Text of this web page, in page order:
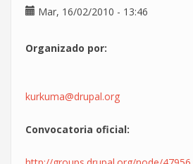
Mar, 16/02/2010 - 13:46
Organizado por:
kurkuma@drupal.org
Convocatoria oficial: